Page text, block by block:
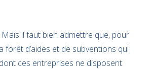
il faut bien admettre que, pour
forêt d’aides et de subventions qui
ces entreprises ne disposent